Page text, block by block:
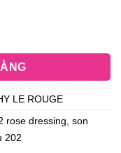
LE ROUGE
rose dressing son
202